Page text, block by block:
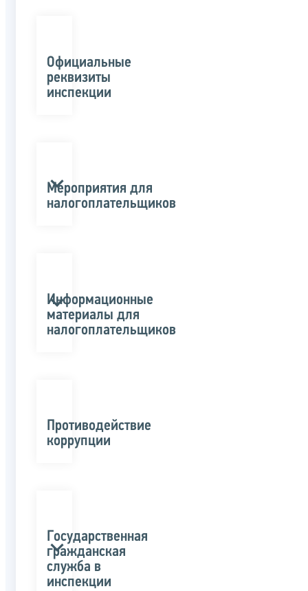
Официальные
реквизиты
инспекции
Мероприятия для
налогоплательщиков
Информационные
материалы для
налогоплательщиков
Противодействие
коррупции
Государственная
гражданская
служба в
инспекции